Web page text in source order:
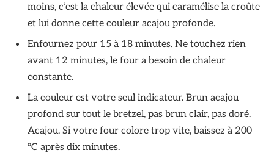
moins, c’est la chaleur élevée qui caramélise la croûte
et lui donne cette couleur acajou profonde.
Enfournez pour 15 à 18 minutes. Ne touchez rien
avant 12 minutes, le four a besoin de chaleur
constante.
La couleur est votre seul indicateur. Brun acajou
profond sur tout le bretzel, pas brun clair, pas doré.
Acajou. Si votre four colore trop vite, baissez à 200
°C après dix minutes.